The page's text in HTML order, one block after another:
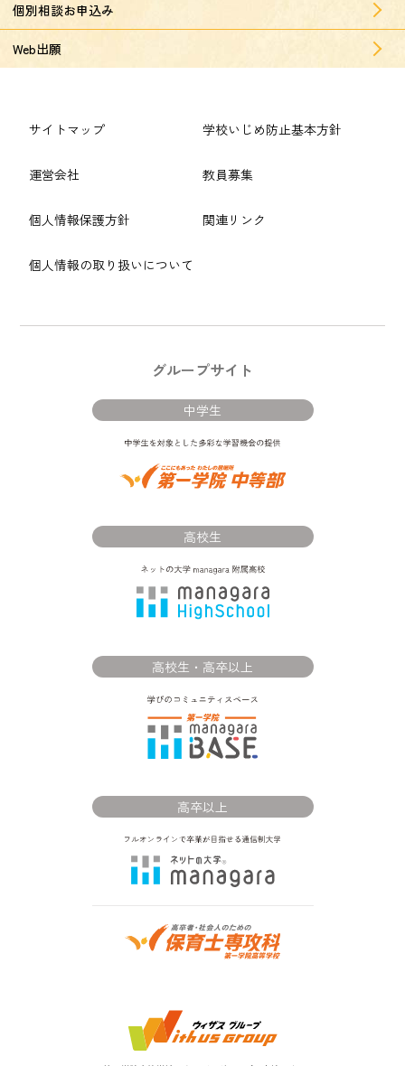
個別相談お申込み
Web出願
サイトマップ
運営会社
個人情報保護方針
個人情報の取り扱いについて
学校いじめ防止基本方針
教員募集
関連リンク
グループサイト
中学生
高校生
高校生・高卒以上
高卒以上